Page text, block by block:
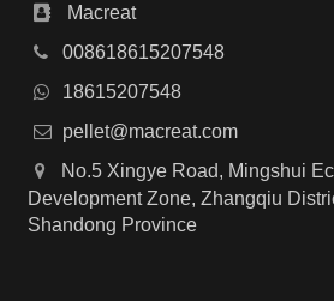
Macreat
008618615207548
18615207548
pellet@macreat.com
No.5 Xingye Road, Mingshui
Development Zone, Zhangqiu
Shandong Province